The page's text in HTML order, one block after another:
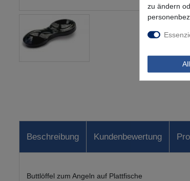
Beschreibung Kundenbewertung
Buttlöffel zum Angeln auf Plattfische
zu ändern